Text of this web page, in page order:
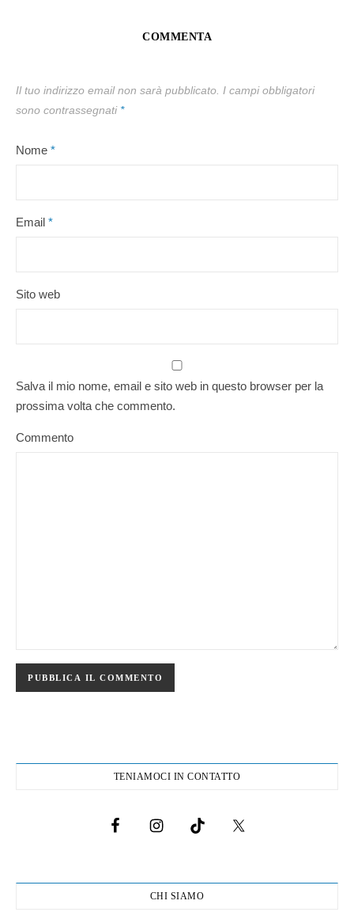
COMMENTA
Il tuo indirizzo email non sarà pubblicato. I campi obbligatori
sono contrassegnati *
Nome *
Email *
Sito web
Salva il mio nome, email e sito web in questo browser per la
prossima volta che commento.
Commento
TENIAMOCI IN CONTATTO
CHI SIAMO